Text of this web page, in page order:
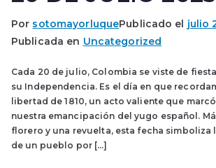
Por sotomayorluquePublicado el julio
Publicada en Uncategorized
Cada 20 de julio, Colombia se viste de
su Independencia. Es el día en que
libertad de 1810, un acto valiente que
nuestra emancipación del yugo español.
florero y una revuelta, esta fecha simboliza
de un pueblo por […]